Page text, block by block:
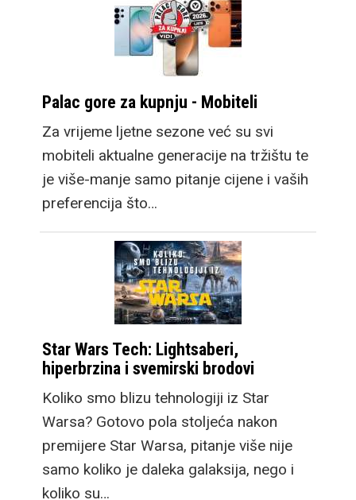
Palac gore za kupnju - Mobiteli
Za vrijeme ljetne sezone već su svi
mobiteli aktualne generacije na tržištu te
je više-manje samo pitanje cijene i vaših
preferencija što…
Star Wars Tech: Lightsaberi,
hiperbrzina i svemirski brodovi
Koliko smo blizu tehnologiji iz Star
Warsa? Gotovo pola stoljeća nakon
premijere Star Warsa, pitanje više nije
samo koliko je daleka galaksija, nego i
koliko su…